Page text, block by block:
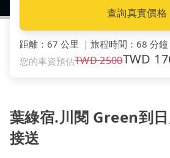
查詢真實價格
距離 ： 67 公里 ｜ 旅程時間 ： 68 分鐘
您的車資預估TWD2500TWD
葉綠宿.川閱 Green到
接送